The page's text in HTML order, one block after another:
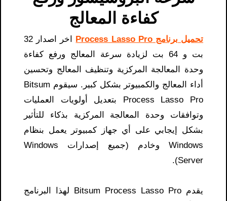
كفاءة المعالج
تحميل برنامج Process Lasso Pro
اخر اصدار 32
بت و 64 بت لزيادة سرعة المعالج ورفع كفاءة
وحدة المعالجة المركزية وتنظيف المعالج وتحسين
أداء المعالج والكمبيوتر بشكل كبير. سيقوم Bitsum
Process Lasso Pro بتعديل أولويات العمليات
وتوافقات وحدة المعالجة المركزية بذكاء للتأثير
بشكل إيجابي على أي جهاز كمبيوتر يعمل بنظام
Windows وخادم (جميع إصدارات Windows
Server).
يقدم Bitsum Process Lasso Pro لهذا البرنامج